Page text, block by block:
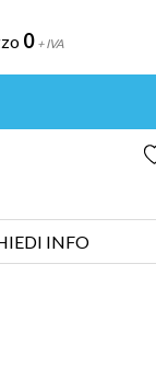
0 + IVA
INFO